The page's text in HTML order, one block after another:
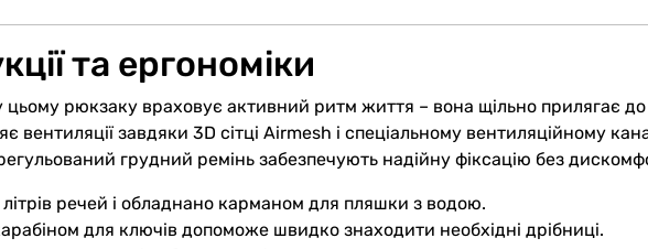
та ергономіки
цьому рюкзаку враховує активний ритм життя – вона щільно прилягає
вентиляції завдяки 3D сітці Airmesh і спеціальному вентиляційному
грудний ремінь забезпечують надійну фіксацію без
речей і обладнано карманом для пляшки з водою.
для ключів допоможе швидко знаходити необхідні дрібниці.